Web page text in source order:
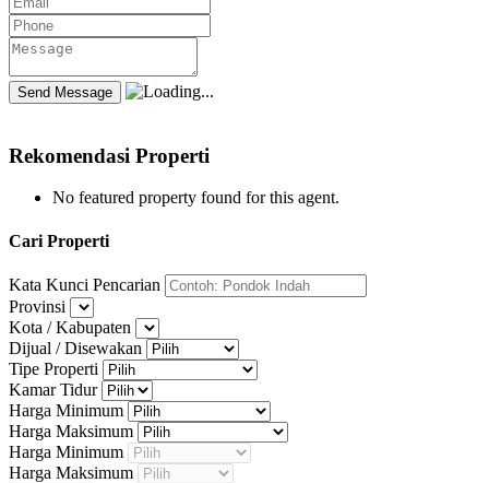
Rekomendasi Properti
No featured property found for this agent.
Cari Properti
Kata Kunci Pencarian
Provinsi
Kota / Kabupaten
Dijual / Disewakan
Tipe Properti
Kamar Tidur
Harga Minimum
Harga Maksimum
Harga Minimum
Harga Maksimum